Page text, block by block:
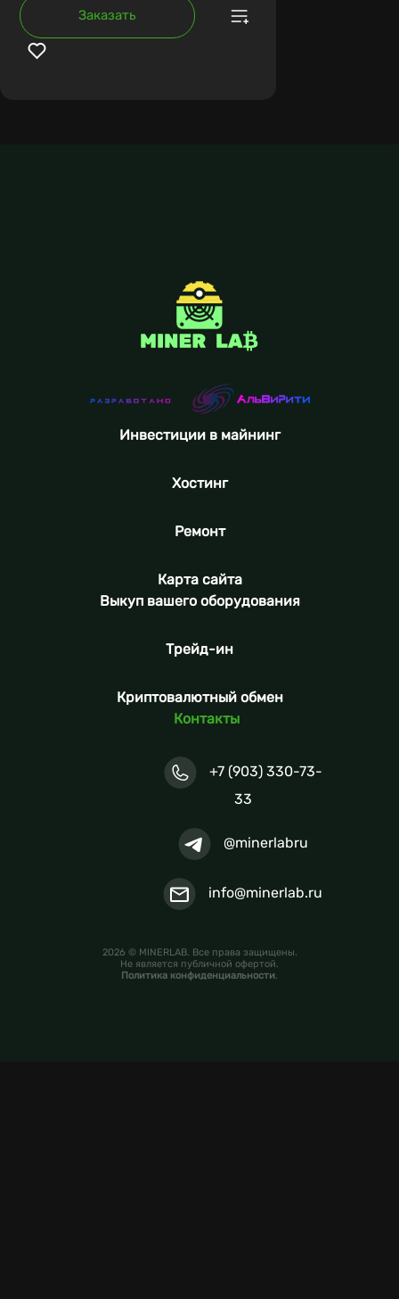
Заказать
Инвестиции в майнинг
Хостинг
Ремонт
Карта сайта
Выкуп вашего оборудования
Трейд-ин
Криптовалютный обмен
Контакты
+7 (903) 330-73-
33
@minerlabru
info@minerlab.ru
2026 © MINERLAB. Все права защищены.
Не является публичной офертой.
Политика конфиденциальности.